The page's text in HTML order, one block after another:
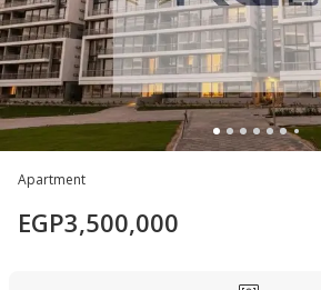
Apartment
EGP3,500,000